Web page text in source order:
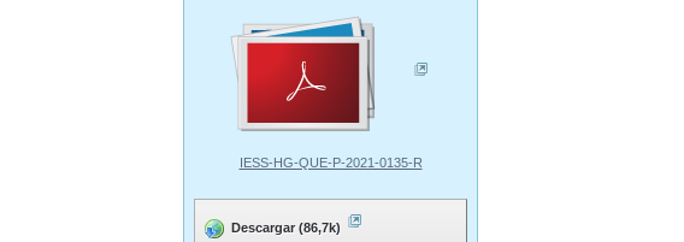
IESS-HG-QUE-P-2021-0135-R
Descargar (86,7k)